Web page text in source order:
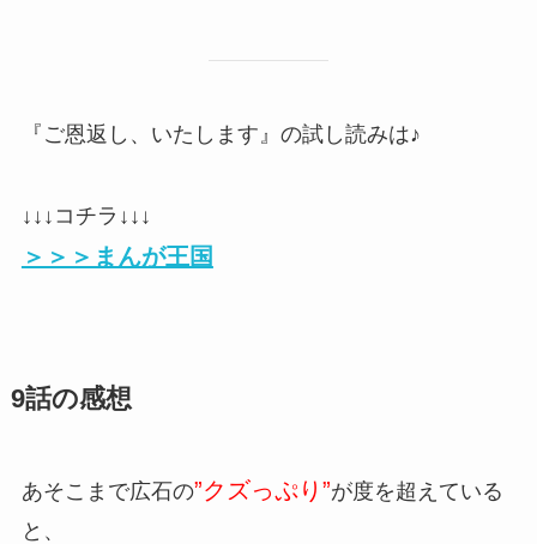
『ご恩返し、いたします』の試し読みは♪
↓↓↓コチラ↓↓↓
＞＞＞まんが王国
9話の感想
あそこまで広石の”クズっぷり”が度を超えている
と、